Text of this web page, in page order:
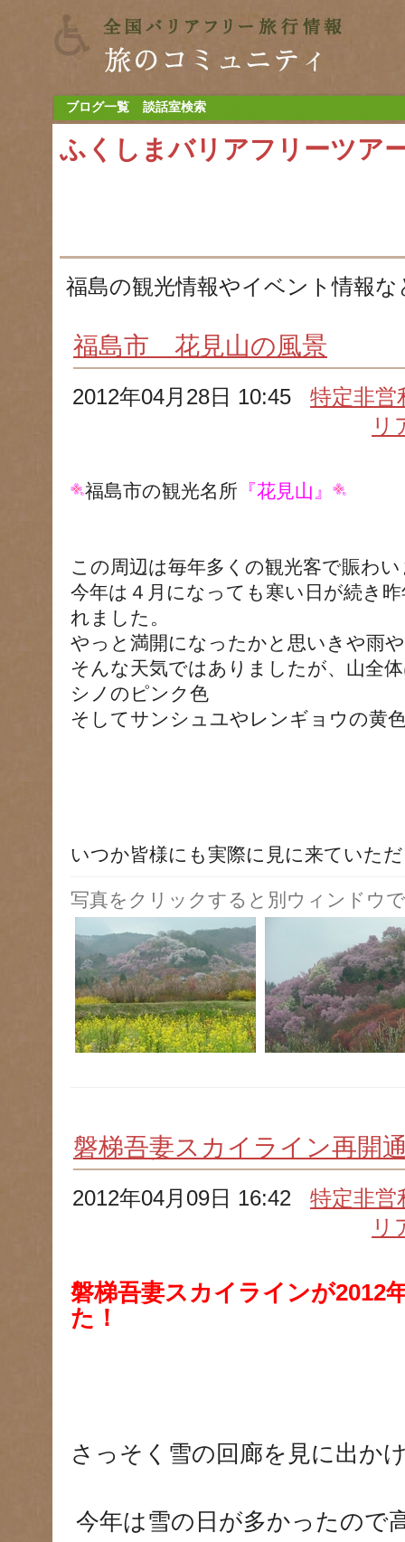
ブログ一覧 談話室検索
ふくしまバリアフリーツア
福島の観光情報やイベント情報
福島市 花見山の風景
2012年04月28日 10:45特定非
リ
福島市の観光名所 『花見山』
この周辺は毎年多くの観光客で賑わ
今年は４月になっても寒い日が続き
れました。
やっと満開になったかと思いきや雨
そんな天気ではありましたが、山全
シノのピンク色
そしてサンシュユやレンギョウの黄
いつか皆様にも実際に見に来ていた
写真をクリックすると別ウィンドウ
磐梯吾妻スカイライン再開
2012年04月09日 16:42特定非
リ
磐梯吾妻スカイラインが2012
た！
さっそく雪の回廊を見に出か
今年は雪の日が多かったので